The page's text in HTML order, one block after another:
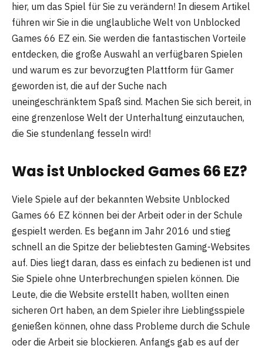
hier, um das Spiel für Sie zu verändern! In diesem Artikel
führen wir Sie in die unglaubliche Welt von Unblocked
Games 66 EZ ein. Sie werden die fantastischen Vorteile
entdecken, die große Auswahl an verfügbaren Spielen
und warum es zur bevorzugten Plattform für Gamer
geworden ist, die auf der Suche nach
uneingeschränktem Spaß sind. Machen Sie sich bereit, in
eine grenzenlose Welt der Unterhaltung einzutauchen,
die Sie stundenlang fesseln wird!
Was ist Unblocked Games 66 EZ?
Viele Spiele auf der bekannten Website Unblocked
Games 66 EZ können bei der Arbeit oder in der Schule
gespielt werden. Es begann im Jahr 2016 und stieg
schnell an die Spitze der beliebtesten Gaming-Websites
auf. Dies liegt daran, dass es einfach zu bedienen ist und
Sie Spiele ohne Unterbrechungen spielen können. Die
Leute, die die Website erstellt haben, wollten einen
sicheren Ort haben, an dem Spieler ihre Lieblingsspiele
genießen können, ohne dass Probleme durch die Schule
oder die Arbeit sie blockieren. Anfangs gab es auf der